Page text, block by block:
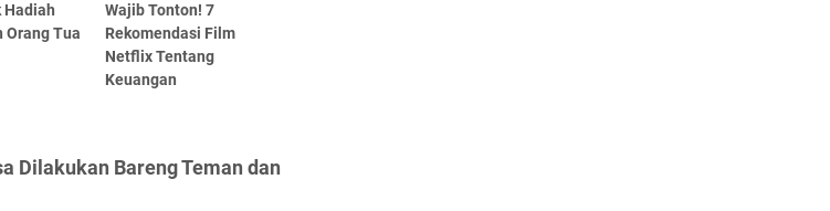
Hadiah
Orang Tua
Wajib Tonton! 7
Rekomendasi Film
Netflix Tentang
Keuangan
Dilakukan Bareng Teman dan